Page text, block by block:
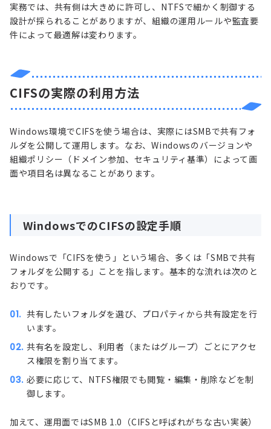
実務では、共有側は大きめに許可し、NTFSで細かく制御する
設計が採られることがありますが、組織の運用ルールや監査要
件によって最適解は変わります。
CIFSの実際の利用方法
Windows環境でCIFSを使う場合は、実際にはSMBで共有フォ
ルダを公開して運用します。なお、Windowsのバージョンや
組織ポリシー（ドメイン参加、セキュリティ基準）によって画
面や項目名は異なることがあります。
WindowsでのCIFSの設定手順
Windowsで「CIFSを使う」という場合、多くは「SMBで共有
フォルダを公開する」ことを指します。基本的な流れは次のと
おりです。
共有したいフォルダを選び、プロパティから共有設定を行
います。
共有名を設定し、利用者（またはグループ）ごとにアクセ
ス権限を割り当てます。
必要に応じて、NTFS権限でも閲覧・編集・削除などを制
御します。
加えて、運用面ではSMB 1.0（CIFSと呼ばれがちな古い実装）